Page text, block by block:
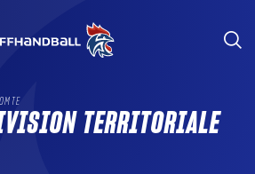
TERRITORIALE